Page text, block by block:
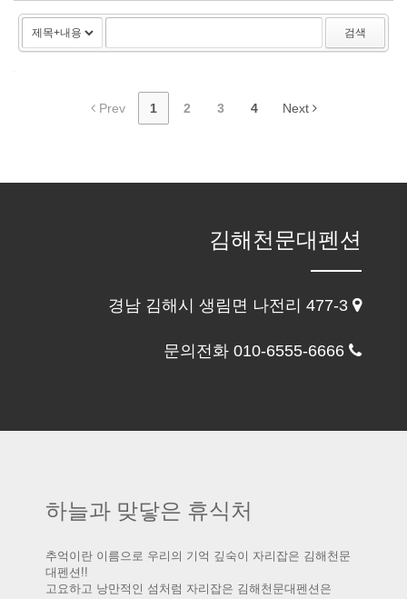
검색
Prev 1 2 3 4 Next
김해천문대펜션
경남 김해시 생림면 나전리 477-3
문의전화 010-6555-6666
하늘과 맞닿은 휴식처
추억이란 이름으로 우리의 기억 깊숙이 자리잡은 김해천문
대펜션!!
고요하고 낭만적인 섬처럼 자리잡은 김해천문대펜션은